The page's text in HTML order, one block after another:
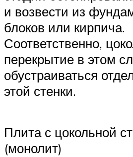
и возвести из
блоков или кирпича.
Соответственно,
перекрытие в этом
обустраиваться
этой стенки.
Плита с цокольной
(монолит)